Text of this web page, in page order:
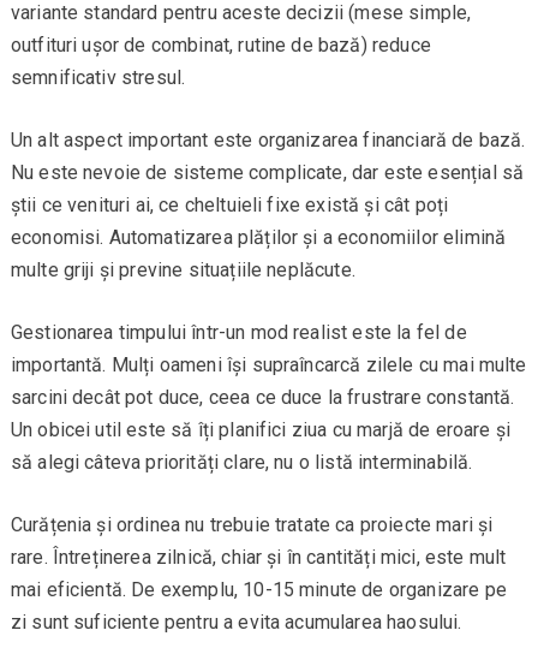
variante standard pentru aceste decizii (mese simple,
outfituri ușor de combinat, rutine de bază) reduce
semnificativ stresul.
Un alt aspect important este organizarea financiară de bază.
Nu este nevoie de sisteme complicate, dar este esențial să
știi ce venituri ai, ce cheltuieli fixe există și cât poți
economisi. Automatizarea plăților și a economiilor elimină
multe griji și previne situațiile neplăcute.
Gestionarea timpului într-un mod realist este la fel de
importantă. Mulți oameni își supraîncarcă zilele cu mai multe
sarcini decât pot duce, ceea ce duce la frustrare constantă.
Un obicei util este să îți planifici ziua cu marjă de eroare și
să alegi câteva priorități clare, nu o listă interminabilă.
Curățenia și ordinea nu trebuie tratate ca proiecte mari și
rare. Întreținerea zilnică, chiar și în cantități mici, este mult
mai eficientă. De exemplu, 10-15 minute de organizare pe
zi sunt suficiente pentru a evita acumularea haosului.